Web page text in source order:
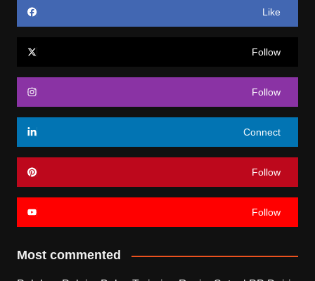
Like
Follow
Follow
Connect
Follow
Follow
Most commented